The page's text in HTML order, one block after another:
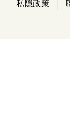
私隱政策